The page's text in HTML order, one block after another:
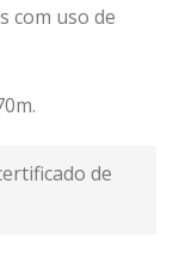
com uso de
de